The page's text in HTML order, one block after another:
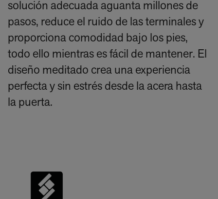
solución adecuada aguanta millones de
pasos, reduce el ruido de las terminales y
proporciona comodidad bajo los pies,
todo ello mientras es fácil de mantener. El
diseño meditado crea una experiencia
perfecta y sin estrés desde la acera hasta
la puerta.